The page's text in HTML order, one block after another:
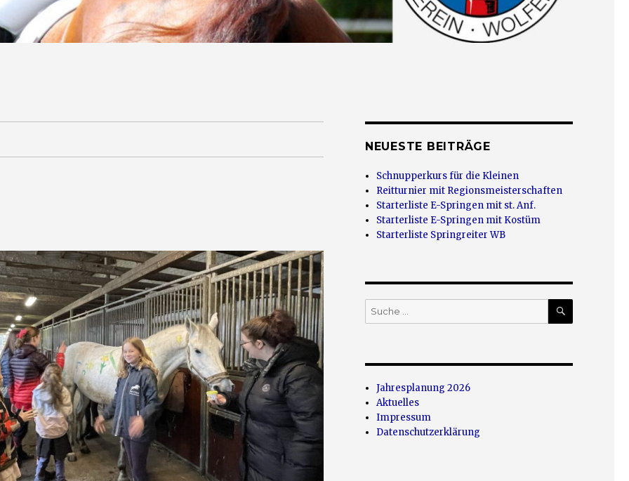
NEUESTE BEITRÄGE
Schnupperkurs für die Kleinen
Reitturnier mit Regionsmeisterschaften
Starterliste E-Springen mit st. Anf.
Starterliste E-Springen mit Kostüm
Starterliste Springreiter WB
Suche
nach:
SUCHEN
Jahresplanung 2026
Aktuelles
Impressum
Datenschutzerklärung